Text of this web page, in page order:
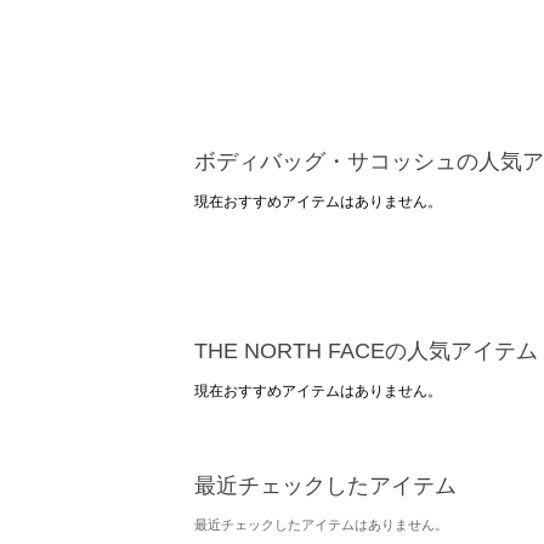
ボディバッグ・サコッシュの人気
現在おすすめアイテムはありません。
THE NORTH FACEの人気アイテム
現在おすすめアイテムはありません。
最近チェックしたアイテム
最近チェックしたアイテムはありません。